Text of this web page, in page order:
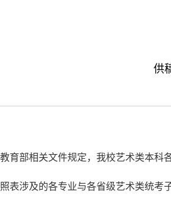
供
育部相关文件规定，我校艺术类本科
表涉及的各专业与各省级艺术类统考